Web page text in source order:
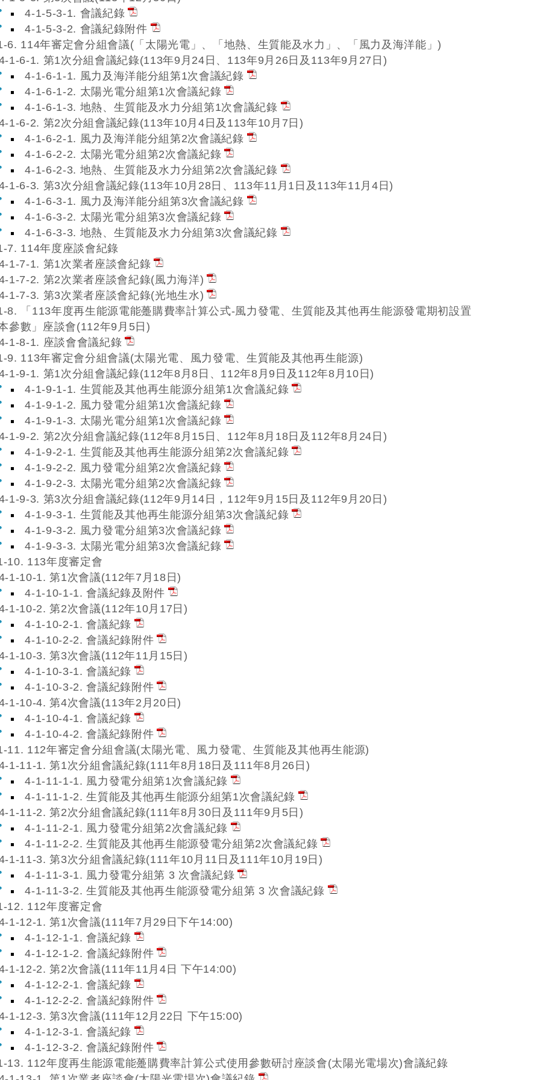
4-1-5-3-1. 會議紀錄
4-1-5-3-2. 會議紀錄附件
6. 114年審定會分組會議(「太陽光電」、「地熱、生質能及水力」、「風力及海洋能」)
1-6-1. 第1次分組會議紀錄(113年9月24日、113年9月26日及113年9月27日)
4-1-6-1-1. 風力及海洋能分組第1次會議紀錄
4-1-6-1-2. 太陽光電分組第1次會議紀錄
4-1-6-1-3. 地熱、生質能及水力分組第1次會議紀錄
1-6-2. 第2次分組會議紀錄(113年10月4日及113年10月7日)
4-1-6-2-1. 風力及海洋能分組第2次會議紀錄
4-1-6-2-2. 太陽光電分組第2次會議紀錄
4-1-6-2-3. 地熱、生質能及水力分組第2次會議紀錄
1-6-3. 第3次分組會議紀錄(113年10月28日、113年11月1日及113年11月4日)
4-1-6-3-1. 風力及海洋能分組第3次會議紀錄
4-1-6-3-2. 太陽光電分組第3次會議紀錄
4-1-6-3-3. 地熱、生質能及水力分組第3次會議紀錄
7. 114年度座談會紀錄
1-7-1. 第1次業者座談會紀錄
1-7-2. 第2次業者座談會紀錄(風力海洋)
1-7-3. 第3次業者座談會紀錄(光地生水)
8. 「113年度再生能源電能躉購費率計算公式-風力發電、生質能及其他再生能源發電期初設置
參數」座談會(112年9月5日)
1-8-1. 座談會會議紀錄
9. 113年審定會分組會議(太陽光電、風力發電、生質能及其他再生能源)
1-9-1. 第1次分組會議紀錄(112年8月8日、112年8月9日及112年8月10日)
4-1-9-1-1. 生質能及其他再生能源分組第1次會議紀錄
4-1-9-1-2. 風力發電分組第1次會議紀錄
4-1-9-1-3. 太陽光電分組第1次會議紀錄
1-9-2. 第2次分組會議紀錄(112年8月15日、112年8月18日及112年8月24日)
4-1-9-2-1. 生質能及其他再生能源分組第2次會議紀錄
4-1-9-2-2. 風力發電分組第2次會議紀錄
4-1-9-2-3. 太陽光電分組第2次會議紀錄
1-9-3. 第3次分組會議紀錄(112年9月14日，112年9月15日及112年9月20日)
4-1-9-3-1. 生質能及其他再生能源分組第3次會議紀錄
4-1-9-3-2. 風力發電分組第3次會議紀錄
4-1-9-3-3. 太陽光電分組第3次會議紀錄
10. 113年度審定會
1-10-1. 第1次會議(112年7月18日)
4-1-10-1-1. 會議紀錄及附件
1-10-2. 第2次會議(112年10月17日)
4-1-10-2-1. 會議紀錄
4-1-10-2-2. 會議紀錄附件
1-10-3. 第3次會議(112年11月15日)
4-1-10-3-1. 會議紀錄
4-1-10-3-2. 會議紀錄附件
1-10-4. 第4次會議(113年2月20日)
4-1-10-4-1. 會議紀錄
4-1-10-4-2. 會議紀錄附件
11. 112年審定會分組會議(太陽光電、風力發電、生質能及其他再生能源)
1-11-1. 第1次分組會議紀錄(111年8月18日及111年8月26日)
4-1-11-1-1. 風力發電分組第1次會議紀錄
4-1-11-1-2. 生質能及其他再生能源分組第1次會議紀錄
1-11-2. 第2次分組會議紀錄(111年8月30日及111年9月5日)
4-1-11-2-1. 風力發電分組第2次會議紀錄
4-1-11-2-2. 生質能及其他再生能源發電分組第2次會議紀錄
1-11-3. 第3次分組會議紀錄(111年10月11日及111年10月19日)
4-1-11-3-1. 風力發電分組第 3 次會議紀錄
4-1-11-3-2. 生質能及其他再生能源發電分組第 3 次會議紀錄
12. 112年度審定會
1-12-1. 第1次會議(111年7月29日下午14:00)
4-1-12-1-1. 會議紀錄
4-1-12-1-2. 會議紀錄附件
1-12-2. 第2次會議(111年11月4日 下午14:00)
4-1-12-2-1. 會議紀錄
4-1-12-2-2. 會議紀錄附件
1-12-3. 第3次會議(111年12月22日 下午15:00)
4-1-12-3-1. 會議紀錄
4-1-12-3-2. 會議紀錄附件
13. 112年度再生能源電能躉購費率計算公式使用參數研討座談會(太陽光電場次)會議紀錄